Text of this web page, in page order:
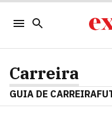
Carreira
GUIA DE CARREIRA